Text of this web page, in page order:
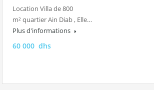
Location Villa de 800
m² quartier Ain Diab , Elle…
Plus d'informations
60 000 dhs